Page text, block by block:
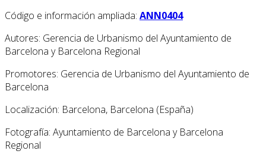
Código e información ampliada: ANN0404
Autores: Gerencia de Urbanismo del Ayuntamiento de
Barcelona y Barcelona Regional
Promotores: Gerencia de Urbanismo del Ayuntamiento de
Barcelona
Localización: Barcelona, Barcelona (España)
Fotografía: Ayuntamiento de Barcelona y Barcelona
Regional